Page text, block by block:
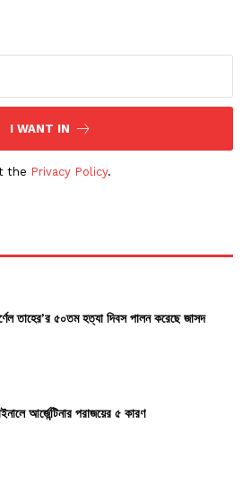
I WANT IN
the Privacy Policy.
তাহের’র ৫০তম হত্যা দিবস পালন করেছে জাসদ
আর্জেন্টিনার পরাজয়ের ৫ কারণ